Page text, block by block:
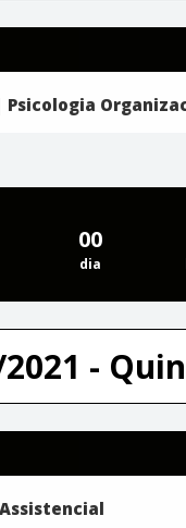
00
dia
-